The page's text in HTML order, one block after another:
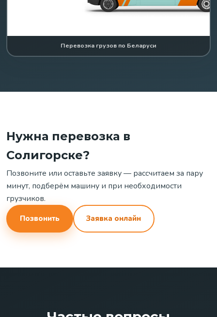
Перевозка грузов по Беларуси
Нужна перевозка в
Солигорске?
Позвоните или оставьте заявку — рассчитаем за пару
минут, подберём машину и при необходимости
грузчиков.
Позвонить Заявка онлайн